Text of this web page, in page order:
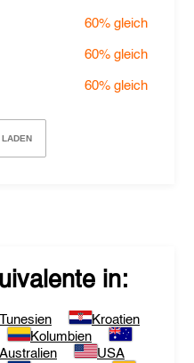
60% gleich
60% gleich
60% gleich
in:
Tunesien
Kroatien
Kolumbien
Australien
USA